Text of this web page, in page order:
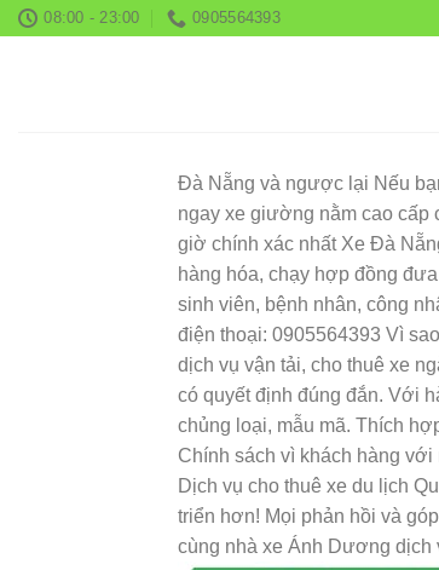
Skip 08:00 - 23:00 0905564393
Đà Nẵng và ngược lại Nếu
ngay xe giường nằm cao
giờ chính xác nhất Xe Đà
hàng hóa, chạy hợp đồng
sinh viên, bệnh nhân, công
điện thoại: 0905564393 Vì
dịch vụ vận tải, cho thuê xe
có quyết định đúng đắn. Với
chủng loại, mẫu mã. Thích
Chính sách vì khách hàng
Dịch vụ cho thuê xe du lịch
triển hơn! Mọi phản hồi và
cùng nhà xe Ánh Dương dịch